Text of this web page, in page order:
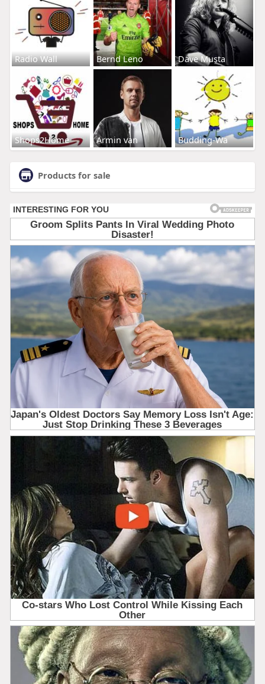
Radio Wall Bernd Leno Dave Musta
Shops2Home Armin van Budding-Wa
Products for sale